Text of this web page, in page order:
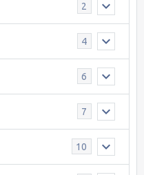
2
4
6
7
10